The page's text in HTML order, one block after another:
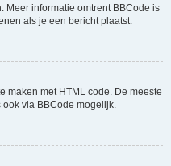
Meer informatie omtrent BBCode is
als je een bericht plaatst.
maken met HTML code. De meeste
via BBCode mogelijk.